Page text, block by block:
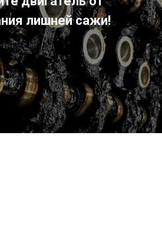
лишней сажи!